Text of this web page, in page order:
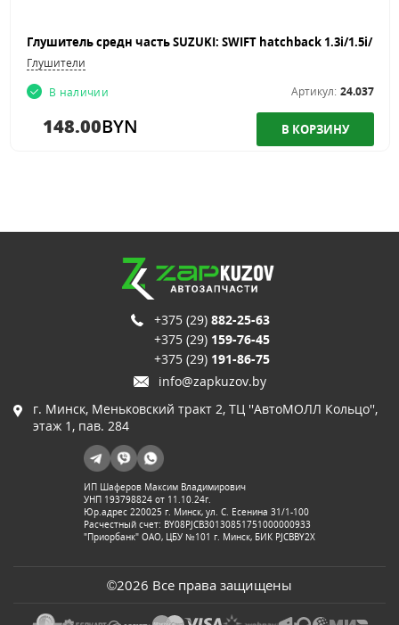
Глушители
В наличии
Артикул: 24.037
148.00BYN
+375 (29) 882-25-63
+375 (29) 159-76-45
+375 (29) 191-86-75
info@zapkuzov.by
г. Минск, Меньковский тракт 2, ТЦ ''АвтоМОЛЛ Кольцо'',
этаж 1, пав. 284
ИП Шаферов Максим Владимирович
УНП 193798824 от 11.10.24г.
Юр.адрес 220025 г. Минск, ул. С. Есенина 31/1-100
Расчестный счет: BY08PJCB30130851751000000933
"Приорбанк" ОАО, ЦБУ №101 г. Минск, БИК PJCBBY2X
©2026 Все права защищены